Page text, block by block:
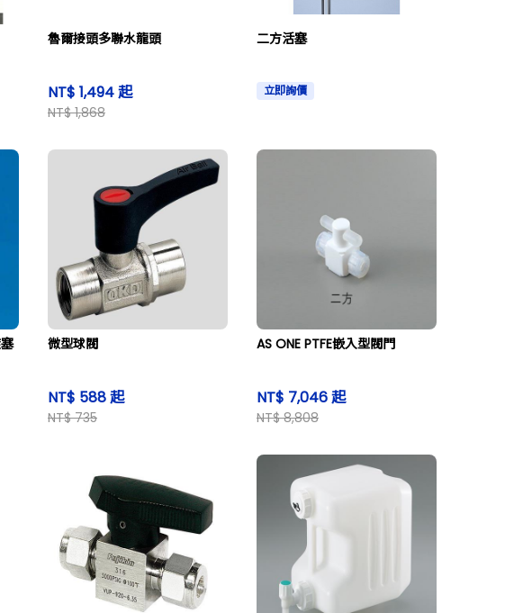
魯爾接頭多聯水龍頭
NT$ 1,494 起
NT$ 1,868
二方活塞
立即詢價
微型球閥
NT$ 588 起
NT$ 735
AS ONE PTFE嵌入型閥門
NT$ 7,046 起
NT$ 8,808